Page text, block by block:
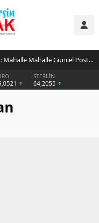
Mersin Mezitli Posta Kodu: Mahalle Mahalle Güncel Posta Kodu Rehberi
STERLİN
64,2055